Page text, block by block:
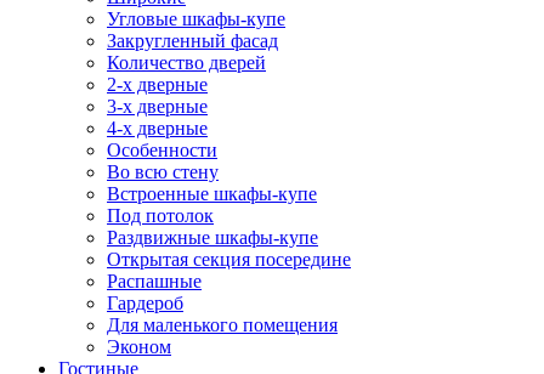
Угловые шкафы-купе
Закругленный фасад
Количество дверей
2-х дверные
3-х дверные
4-х дверные
Особенности
Во всю стену
Встроенные шкафы-купе
Под потолок
Раздвижные шкафы-купе
Открытая секция посередине
Распашные
Гардероб
Для маленького помещения
Эконом
Гостиные